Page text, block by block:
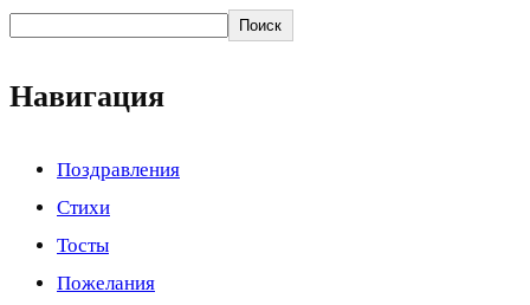
Поиск
Навигация
Поздравления
Стихи
Тосты
Пожелания